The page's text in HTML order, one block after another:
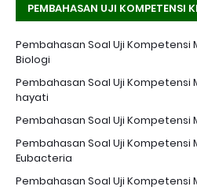
PEMBAHASAN UJI KOMPETENSI
Pembahasan Soal Uji Kompetensi
Biologi
Pembahasan Soal Uji
hayati
Pembahasan Soal Uji Kompetensi
Pembahasan Soal Uji
Eubacteria
Pembahasan Soal Uji Kompetensi